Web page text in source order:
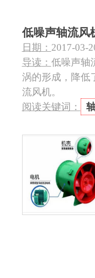
低噪声轴流风
日期： 2017-03-
导读： 低噪声轴
涡的形成，降低
流风机。
阅读关键词：